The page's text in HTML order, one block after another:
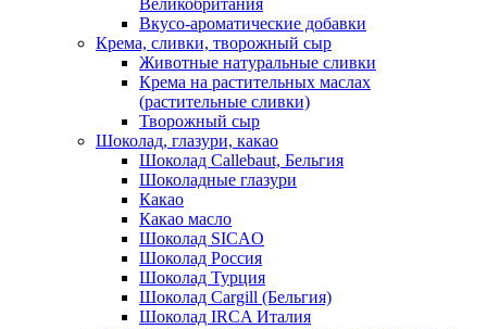
Великобритания
Вкусо-ароматические добавки
Крема, сливки, творожный сыр
Животные натуральные сливки
Крема на растительных маслах
(растительные сливки)
Творожный сыр
Шоколад, глазури, какао
Шоколад Callebaut, Бельгия
Шоколадные глазури
Какао
Какао масло
Шоколад SICAO
Шоколад Россия
Шоколад Турция
Шоколад Cargill (Бельгия)
Шоколад IRCA Италия